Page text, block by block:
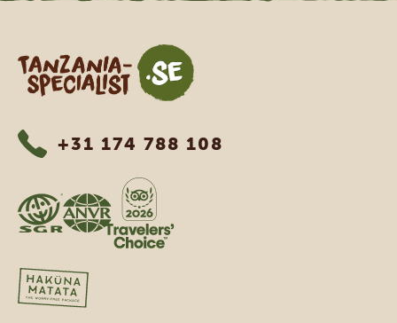
Tanzania Specialist
+31 174 788 108